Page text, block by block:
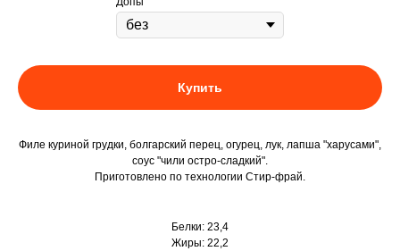
Купить
Филе куриной грудки, болгарский перец, огурец, лук, лапша "харусами",
соус "чили остро-сладкий".
Приготовлено по технологии Стир-фрай.
Белки: 23,4
Жиры: 22,2